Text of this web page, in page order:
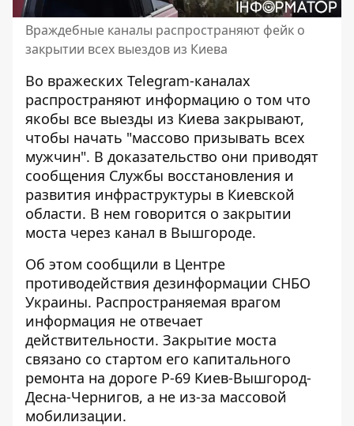
Враждебные каналы распространяют фейк о
закрытии всех выездов из Киева
Во вражеских Telegram-каналах
распространяют информацию о том что
якобы все выезды из Киева закрывают,
чтобы начать "массово призывать всех
мужчин". В доказательство они приводят
сообщения Службы восстановления и
развития инфраструктуры в Киевской
области. В нем говорится о закрытии
моста через канал в Вышгороде.
Об этом сообщили в Центре
противодействия дезинформации СНБО
Украины. Распространяемая врагом
информация не отвечает
действительности. Закрытие моста
связано со стартом его капитального
ремонта на дороге Р-69 Киев-Вышгород-
Десна-Чернигов, а не из-за массовой
мобилизации.